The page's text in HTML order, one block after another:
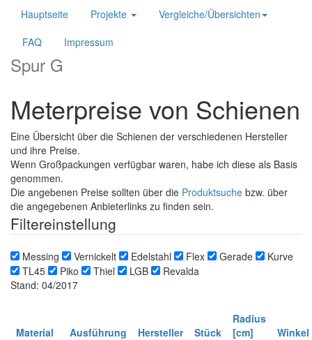
Hauptseite Projekte
Vergleiche/Übersichten
FAQ
Impressum
Spur G
Meterpreise von Schienen
Eine Übersicht über die Schienen der verschiedenen Hersteller
und ihre Preise.
Wenn Großpackungen verfügbar waren, habe ich diese als Basis
genommen.
Die angebenen Preise sollten über die Produktsuche bzw. über
die angegebenen Anbieterlinks zu finden sein.
Filtereinstellung
Messing Vernickelt Edelstahl Flex Gerade
Kurve
TL45
Piko Thiel LGB
Revalda
Stand: 04/2017
Material Ausführung Hersteller Stück
Radius
[cm]
Winkel